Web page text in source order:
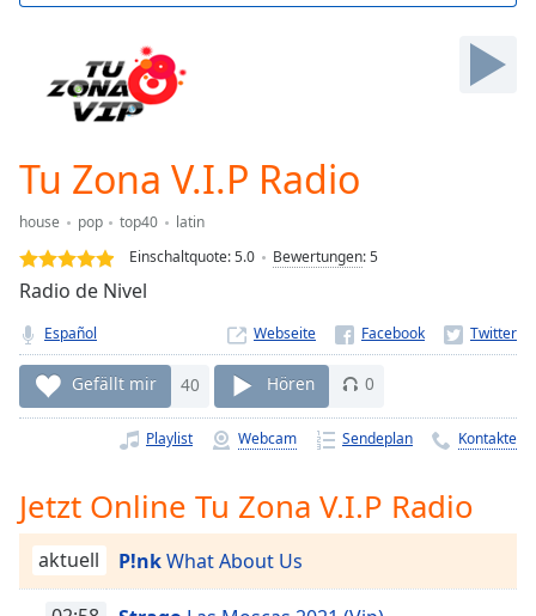
Skip
Loaded :
0.00%
Stream
Seek to
live,
currently
behind
liveLIVE
1x
Playback
Rate
Tu Zona V.I.P Radio
house pop top40
latin
Einschaltquote:5.0 Bewertungen:5
Radio de Nivel
Español Webseite
Gefällt mir 40 Hören 0
Playlist Webcam Sendeplan Kontakte
Jetzt Online Tu Zona V.I.P Radio
aktuell P!nkWhat About Us